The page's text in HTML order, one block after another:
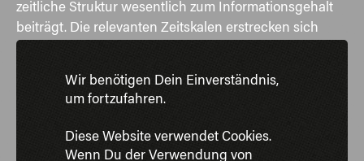
zeitliche Struktur wesentlich zum Informationsgehalt
beiträgt. Die relevanten Zeitskalen erstrecken sich
Größenordnung mehrerer Minuten, wo sich die
Spannungsbögen einer Kompositionen abspielen.
Wir benötigen Dein Einverständnis,
um fortzufahren.
Diese Website verwendet Cookies.
Wenn Du der Verwendung von